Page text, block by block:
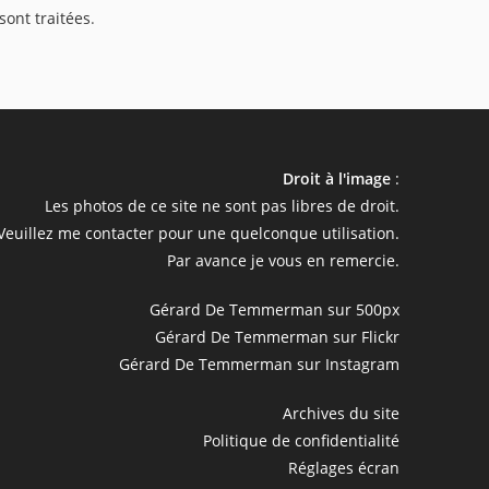
traitées.
Droit à l'image:
Les photos de ce site ne sont pas libres de droit.
me contacter pour une quelconque utilisation.
Par avance je vous en remercie.
Gérard De Temmerman sur 500px
Gérard De Temmerman sur Flickr
Gérard De Temmerman sur Instagram
Archives du site
Politique de confidentialité
Réglages écran